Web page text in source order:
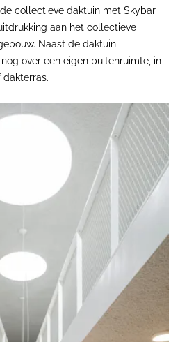
collectieve daktuin met Skybar
aan het collectieve
Naast de daktuin
over een eigen buitenruimte, in